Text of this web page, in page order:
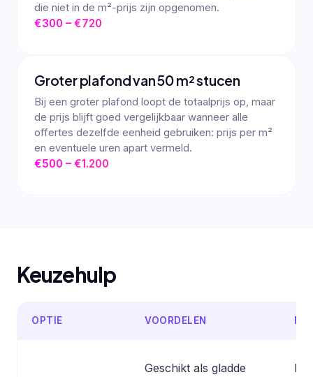
die niet in de m²-prijs zijn opgenomen.
€300 – €720
Groter plafond van 50 m² stucen
Bij een groter plafond loopt de totaalprijs op, maar
de prijs blijft goed vergelijkbaar wanneer alle
offertes dezelfde eenheid gebruiken: prijs per m²
en eventuele uren apart vermeld.
€500 – €1.200
Keuzehulp
OPTIE VOORDELEN
Geschikt als gladde
De